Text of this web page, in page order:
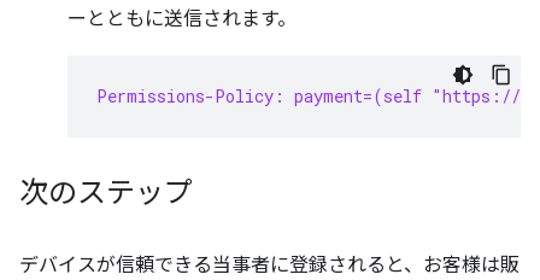
ーとともに送信されます。
Permissions-Policy: payment=(self "https://
次のステップ
デバイスが信頼できる当事者に登録されると、お客様は販